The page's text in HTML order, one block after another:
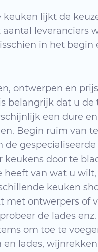
lijkt de
leveranciers
in het begin
ontwerpen en
belangrijk dat u
een dure
Begin ruim van
de gespecialiseerde
door te
heeft van wat u
keuken
met ontwerpers of
de lades
om toe te
lades,